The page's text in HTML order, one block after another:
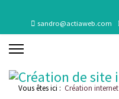
sandro@actiaweb.com
Vous êtes ici : Création internet